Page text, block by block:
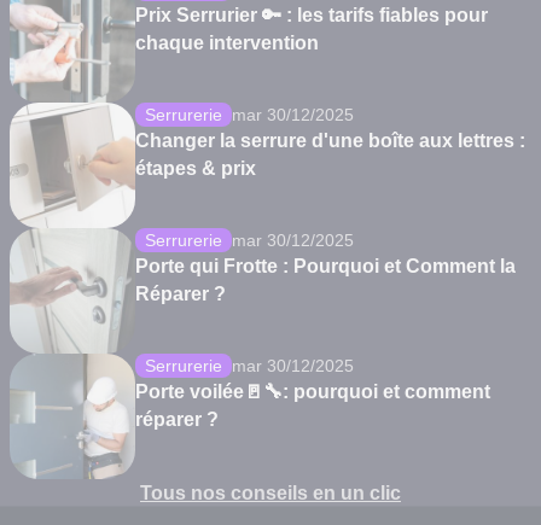
Prix Serrurier 🔑 : les tarifs fiables pour
chaque intervention
Serrurerie mar 30/12/2025
Changer la serrure d'une boîte aux lettres :
étapes & prix
Serrurerie mar 30/12/2025
Porte qui Frotte : Pourquoi et Comment la
Réparer ?
Serrurerie mar 30/12/2025
Porte voilée🚪🔧: pourquoi et comment
réparer ?
Tous nos conseils en un clic